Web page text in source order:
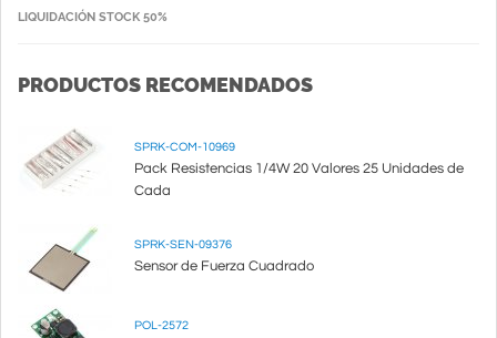
LIQUIDACIÓN STOCK 50%
PRODUCTOS RECOMENDADOS
SPRK-COM-10969
Pack Resistencias 1/4W 20 Valores 25 Unidades de
Cada
SPRK-SEN-09376
Sensor de Fuerza Cuadrado
POL-2572